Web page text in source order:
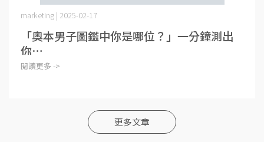
marketing | 2025-02-17
「奧本男子圖鑑中你是哪位？」一分鐘測出
你⋯
閱讀更多 ->
更多文章